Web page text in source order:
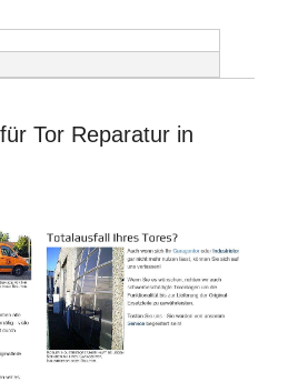
Tor Reparatur in